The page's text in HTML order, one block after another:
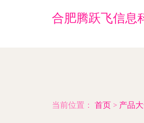
合肥腾跃飞信息
当前位置： 首页 > 产品